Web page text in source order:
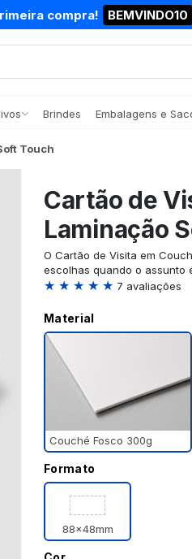
compra! BEMVINDO10
Brindes Embalagens e
Touch
Cartão de
Laminação
O Cartão de Visita em
escolhas quando o assunto
★ ★ ★ ★ ★ 7 avaliações
Material
Couché Fosco 300g
Formato
88x48mm